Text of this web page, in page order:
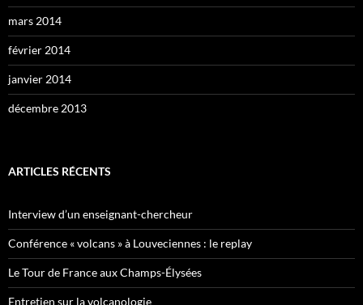
mars 2014
février 2014
janvier 2014
décembre 2013
ARTICLES RÉCENTS
Interview d’un enseignant-chercheur
Conférence « volcans » à Louveciennes : le replay
Le Tour de France aux Champs-Élysées
Entretien sur la volcanologie